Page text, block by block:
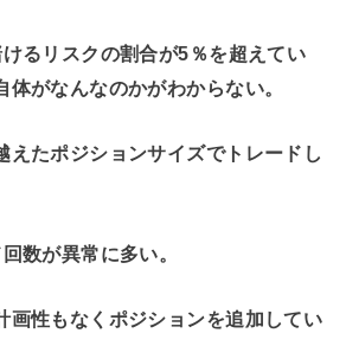
るリスクの割合が5％を超えてい
体がなんなのかがわからない。
たポジションサイズでトレードし
が異常に多い。
性もなくポジションを追加してい